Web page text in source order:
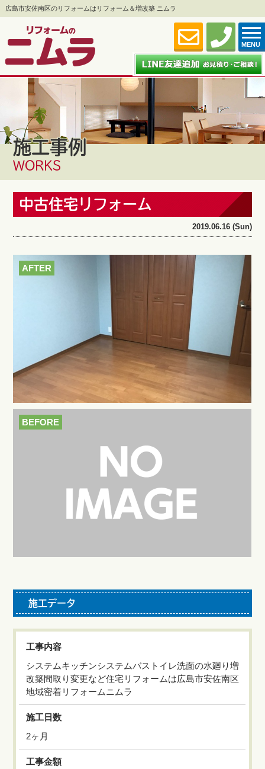
広島市安佐南区のリフォームはリフォーム＆増改築 ニムラ
MENU
施工事例
WORKS
中古住宅リフォーム
2019.06.16 (Sun)
AFTER
BEFORE
施工データ
工事内容
システムキッチンシステムバストイレ洗面の水廻り増
改築間取り変更など住宅リフォームは広島市安佐南区
地域密着リフォームニムラ
施工日数
2ヶ月
工事金額